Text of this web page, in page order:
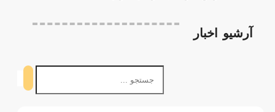
آرشیو اخبار